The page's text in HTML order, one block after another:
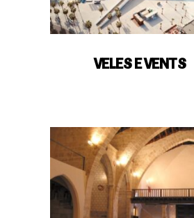
VELES E VENTS